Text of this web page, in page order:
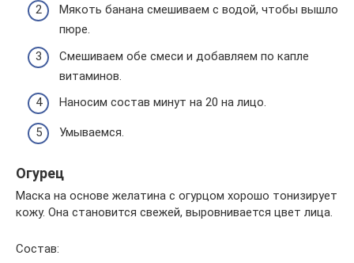
Мякоть банана смешиваем с водой, чтобы вышло
пюре.
Смешиваем обе смеси и добавляем по капле
витаминов.
Наносим состав минут на 20 на лицо.
Умываемся.
Огурец
Маска на основе желатина с огурцом хорошо тонизирует
кожу. Она становится свежей, выровнивается цвет лица.
Состав: